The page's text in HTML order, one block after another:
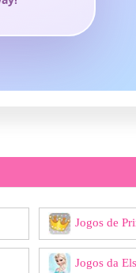
Jogos de
Jogos da